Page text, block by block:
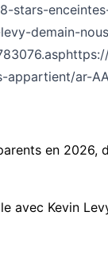
stars-
demain-
appartient/ar-
en 2026,
avec Kevin